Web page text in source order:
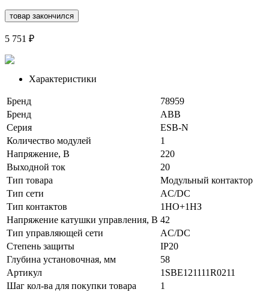
товар закончился
5 751 ₽
Характеристики
Бренд
78959
Бренд
ABB
Серия
ESB-N
Количество модулей
1
Напряжение, В
220
Выходной ток
20
Тип товара
Модульный контактор
Тип сети
AC/DC
Тип контактов
1НО+1НЗ
Напряжение катушки управления, В 42
Тип управляющей сети
AC/DC
Степень защиты
IP20
Глубина установочная, мм
58
Артикул
1SBE121111R0211
Шаг кол-ва для покупки товара
1